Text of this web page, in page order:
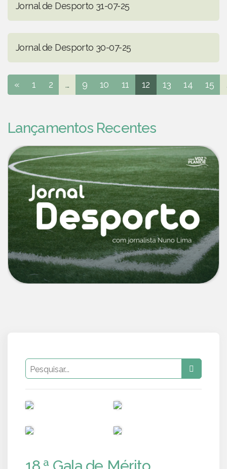
Jornal de Desporto 31-07-25
Jornal de Desporto 30-07-25
« 1 2 ... 9 10 11 12 13 14 15
Lançamentos Recentes